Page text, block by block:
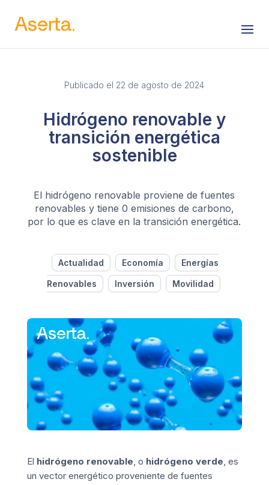
Saltar al contenido
Publicado el 22 de agosto de 2024
Hidrógeno renovable y
transición energética
sostenible
El hidrógeno renovable proviene de fuentes
renovables y tiene 0 emisiones de carbono,
por lo que es clave en la transición energética.
Actualidad Economía Energías
Renovables Inversión Movilidad
El hidrógeno renovable, o hidrógeno verde, es
un vector energético proveniente de fuentes